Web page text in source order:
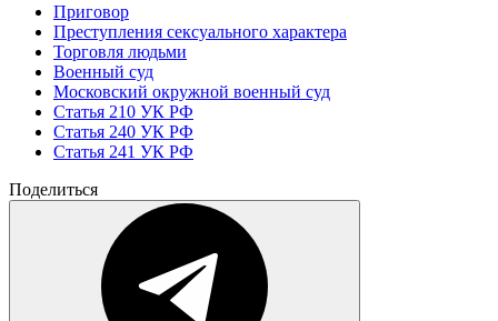
Приговор
Преступления сексуального характера
Торговля людьми
Военный суд
Московский окружной военный суд
Статья 210 УК РФ
Статья 240 УК РФ
Статья 241 УК РФ
Поделиться